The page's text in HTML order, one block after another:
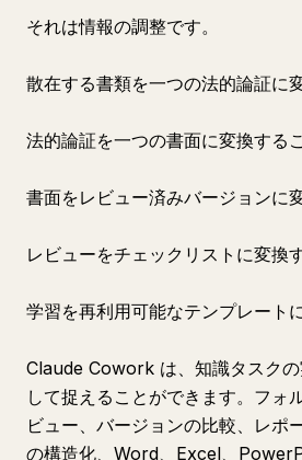
それは情報の調整です。
散在する書類を一つの法的論証に
法的論証を一つの書面に変換するこ
書面をレビュー済みバージョンに
レビューをチェックリストに変換
学習を再利用可能なテンプレート
Claude Cowork は、知識タスクの
して捉えることができます。フォ
ビュー、バージョンの比較、レポ
の構造化、Word、Excel、